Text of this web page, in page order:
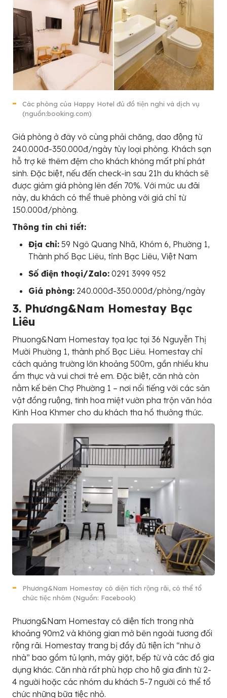
Các phòng của Happy Hotel đủ đồ tiện nghi và dịch vụ
(nguồn:booking.com)
Giá phòng ở đây vô cùng phải chăng, dao động từ
240.000đ-350.000đ/ngày tùy loại phòng. Khách sạn
hỗ trợ kê thêm đệm cho khách không mất phí phát
sinh. Đặc biệt, nếu đến check-in sau 21h du khách sẽ
được giảm giá phòng lên đến 70%. Với mức ưu đãi
này, du khách có thể thuê phòng với giá chỉ từ
150.000đ/phòng.
Thông tin chi tiết:
Địa chỉ: 59 Ngô Quang Nhã, Khóm 6, Phường 1,
Thành phố Bạc Liêu, tỉnh Bạc Liêu, Việt Nam
Số điện thoại/Zalo: 0291 3999 952
Giá phòng: 240.000đ-350.000đ/phòng/ngày
3. Phương&Nam Homestay Bạc
Liêu
Phuong&Nam Homestay tọa lạc tại 36 Nguyễn Thị
Mười Phường 1, thành phố Bạc Liêu. Homestay chỉ
cách quảng trường lớn khoảng 500m, gần nhiều khu
ẩm thực và vui chơi trẻ em. Đặc biệt, căn nhà còn
nằm kế bên Chợ Phường 1 – nơi nổi tiếng với các sản
vật đồng ruộng, tinh hoa miệt vườn pha trộn văn hóa
Kinh Hoa Khmer cho du khách tha hồ thưởng thức.
Phương&Nam Homestay có diện tích rộng rãi, có thể tổ
chức tiệc nhóm (Nguồn: Facebook)
Phương&Nam Homestay có diện tích trong nhà
khoảng 90m2 và không gian mở bên ngoài tương đối
rộng rãi. Homestay trang bị đầy đủ tiện ích “như ở
nhà” bao gồm tủ lạnh, máy giặt, bếp từ và các đồ gia
dụng khác. Căn nhà rất phù hợp cho hộ gia đình từ 2-
4 người hoặc các nhóm du khách 5-7 người có thể tổ
chức những bữa tiệc nhỏ.